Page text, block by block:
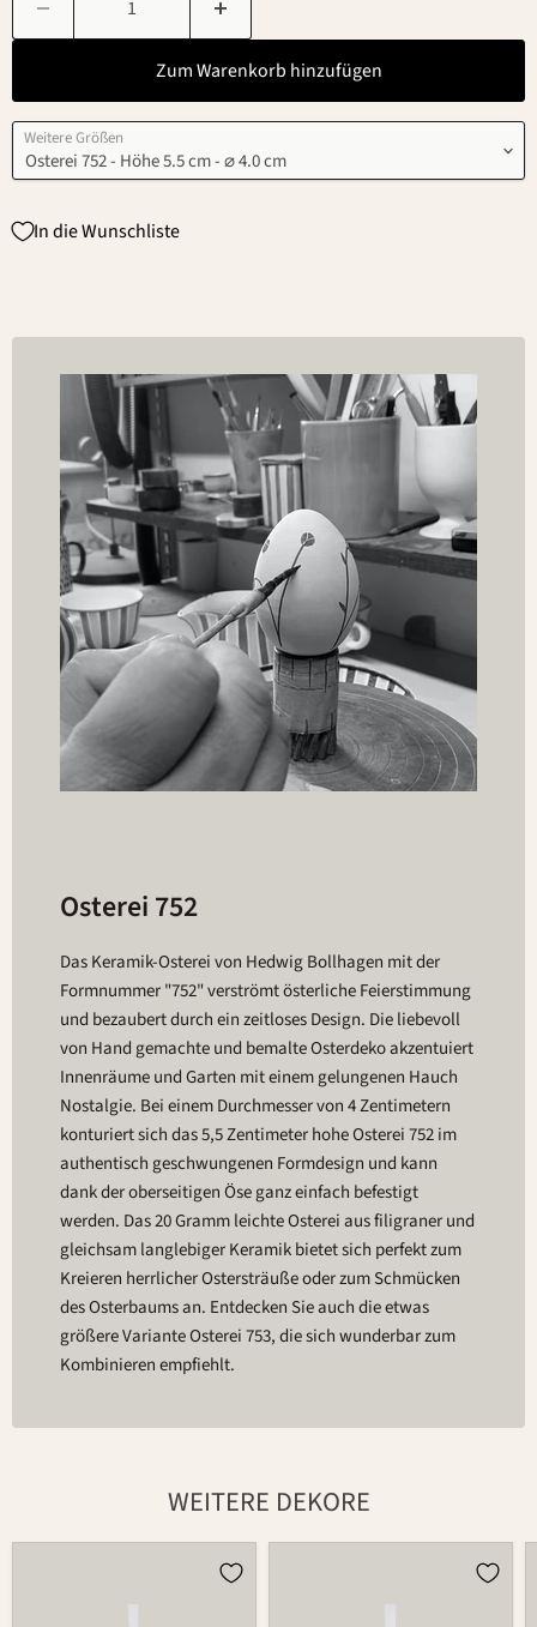
Zum Warenkorb hinzufügen
Weitere Größen
In die Wunschliste
Osterei 752
Das Keramik-Osterei von Hedwig Bollhagen mit der
Formnummer "752" verströmt österliche Feierstimmung
und bezaubert durch ein zeitloses Design. Die liebevoll
von Hand gemachte und bemalte Osterdeko akzentuiert
Innenräume und Garten mit einem gelungenen Hauch
Nostalgie. Bei einem Durchmesser von 4 Zentimetern
konturiert sich das 5,5 Zentimeter hohe Osterei 752 im
authentisch geschwungenen Formdesign und kann
dank der oberseitigen Öse ganz einfach befestigt
werden. Das 20 Gramm leichte Osterei aus filigraner und
gleichsam langlebiger Keramik bietet sich perfekt zum
Kreieren herrlicher Ostersträuße oder zum Schmücken
des Osterbaums an. Entdecken Sie auch die etwas
größere Variante Osterei 753, die sich wunderbar zum
Kombinieren empfiehlt.
WEITERE DEKORE